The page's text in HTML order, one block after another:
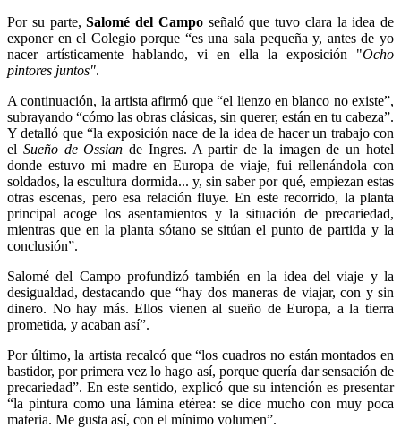
Por su parte,Salomé del Camposeñaló que tuvo clara la idea de
exponer en el Colegio porque “es una sala pequeña y, antes de yo
nacer artísticamente hablando, vi en ella la exposición "Ocho
pintores juntos".
A continuación, la artista afirmó que “el lienzo en blanco no existe”,
subrayando “cómo las obras clásicas, sin querer, están en tu cabeza”.
Y detalló que “la exposición nace de la idea de hacer un trabajo con
el Sueño de Ossian de Ingres. A partir de la imagen de un hotel
donde estuvo mi madre en Europa de viaje, fui rellenándola con
soldados, la escultura dormida... y, sin saber por qué, empiezan estas
otras escenas, pero esa relación fluye. En este recorrido, la planta
principal acoge los asentamientos y la situación de precariedad,
mientras que en la planta sótano se sitúan el punto de partida y la
conclusión”.
Salomé del Campo profundizó también en la idea del viaje y la
desigualdad, destacando que “hay dos maneras de viajar, con y sin
dinero. No hay más. Ellos vienen al sueño de Europa, a la tierra
prometida, y acaban así”.
Por último, la artista recalcó que “los cuadros no están montados en
bastidor, por primera vez lo hago así, porque quería dar sensación de
precariedad”. En este sentido, explicó que su intención es presentar
“la pintura como una lámina etérea: se dice mucho con muy poca
materia. Me gusta así, con el mínimo volumen”.